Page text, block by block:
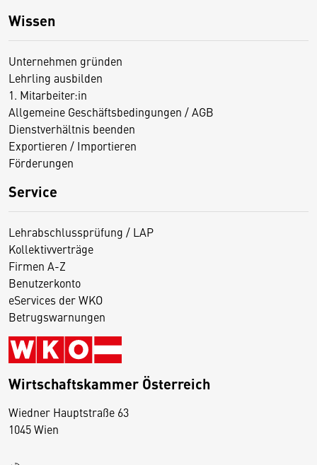
Wissen
Unternehmen gründen
Lehrling ausbilden
1. Mitarbeiter:in
Allgemeine Geschäftsbedingungen / AGB
Dienstverhältnis beenden
Exportieren / Importieren
Förderungen
Service
Lehrabschlussprüfung / LAP
Kollektivverträge
Firmen A-Z
Benutzerkonto
eServices der WKO
Betrugswarnungen
Wirtschaftskammer Österreich
Wiedner Hauptstraße 63
1045 Wien
D